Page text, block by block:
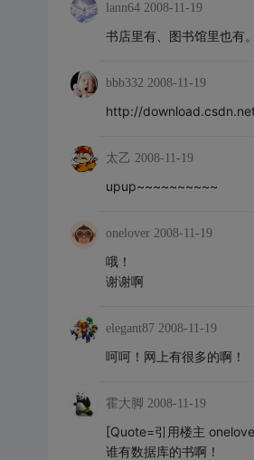
lann64 2008-11-19
书店里有、图书馆里也有。
bbb332 2008-11-19
http://
太乙 2008-11-19
upup~~~~~~~~~~
onelover 2008-11-19
哦！
谢谢啊
elegant87 2008-11-19
呵呵！网上有很多的啊！
霍大脚 2008-11-19
[Quote=引用楼主
谁有数据库的书啊！